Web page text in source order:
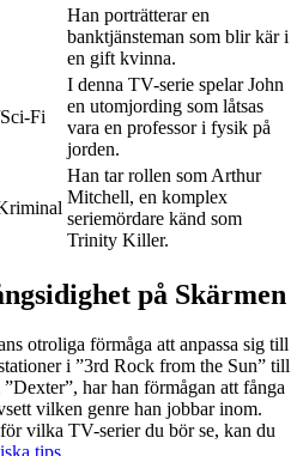
Han porträtterar en
banktjänsteman som blir kär i
en gift kvinna.
Fi
I denna TV-serie spelar John
en utomjording som låtsas
vara en professor i fysik på
jorden.
Han tar rollen som Arthur
Mitchell, en komplex
seriemördare känd som
Trinity Killer.
på Skärmen
otroliga förmåga att anpassa sig till
i ”3rd Rock from the Sun” till
har han förmågan att fånga
vilken genre han jobbar inom.
vilka TV-serier du bör se, kan du